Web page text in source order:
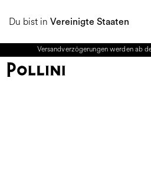
Du bist in Vereinigte Staaten
2026 KOLLEKTION. Vom 8. bis 16.
Versandverzögerungen werden ab